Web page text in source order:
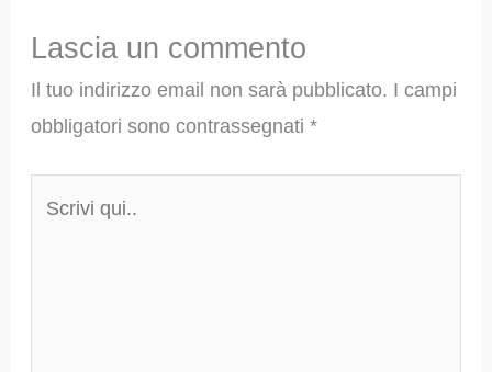
Lascia un commento
Il tuo indirizzo email non sarà pubblicato. I campi
obbligatori sono contrassegnati *